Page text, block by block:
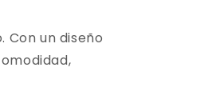
Con un diseño